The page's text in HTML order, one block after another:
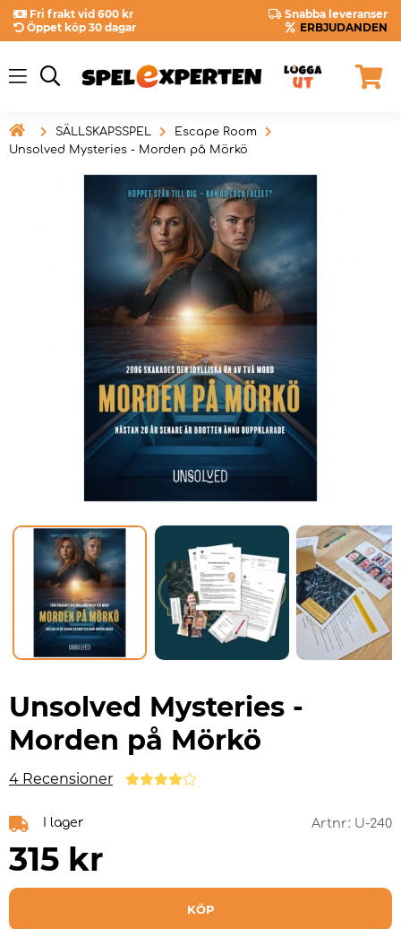
Fri frakt vid 600 kr
Snabba leveranser
Öppet köp 30 dagar
ERBJUDANDEN
 SÄLLSKAPSSPEL
Escape Room
Unsolved Mysteries - Morden på Mörkö
Unsolved Mysteries -
Morden på Mörkö
4 Recensioner
I lager Artnr: U-240
315 kr
KÖP